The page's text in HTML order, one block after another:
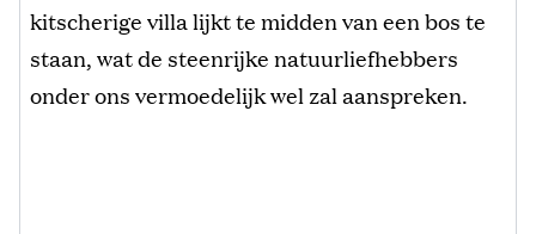
kitscherige villa lijkt te midden van een bos te
staan, wat de steenrijke natuurliefhebbers
onder ons vermoedelijk wel zal aanspreken.